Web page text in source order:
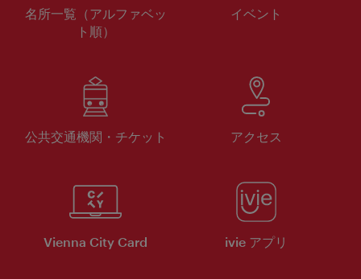
名所一覧（アルファベッ
ト順）
イベント
公共交通機関・チケット アクセス
Vienna City Card ivie アプリ